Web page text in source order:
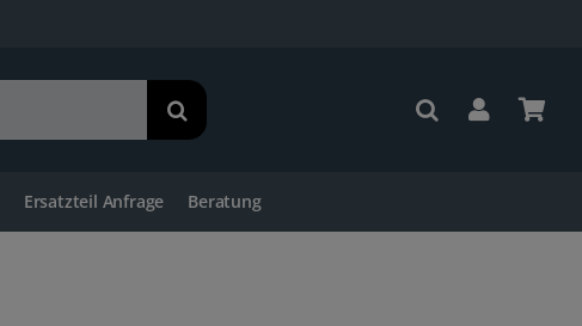
Ersatzteil Anfrage Beratung